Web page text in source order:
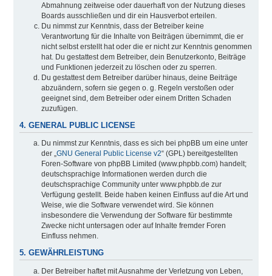
Abmahnung zeitweise oder dauerhaft von der Nutzung dieses
Boards ausschließen und dir ein Hausverbot erteilen.
Du nimmst zur Kenntnis, dass der Betreiber keine
Verantwortung für die Inhalte von Beiträgen übernimmt, die er
nicht selbst erstellt hat oder die er nicht zur Kenntnis genommen
hat. Du gestattest dem Betreiber, dein Benutzerkonto, Beiträge
und Funktionen jederzeit zu löschen oder zu sperren.
Du gestattest dem Betreiber darüber hinaus, deine Beiträge
abzuändern, sofern sie gegen o. g. Regeln verstoßen oder
geeignet sind, dem Betreiber oder einem Dritten Schaden
zuzufügen.
4. GENERAL PUBLIC LICENSE
Du nimmst zur Kenntnis, dass es sich bei phpBB um eine unter
der „GNU General Public License v2“ (GPL) bereitgestellten
Foren-Software von phpBB Limited (www.phpbb.com) handelt;
deutschsprachige Informationen werden durch die
deutschsprachige Community unter www.phpbb.de zur
Verfügung gestellt. Beide haben keinen Einfluss auf die Art und
Weise, wie die Software verwendet wird. Sie können
insbesondere die Verwendung der Software für bestimmte
Zwecke nicht untersagen oder auf Inhalte fremder Foren
Einfluss nehmen.
5. GEWÄHRLEISTUNG
Der Betreiber haftet mit Ausnahme der Verletzung von Leben,